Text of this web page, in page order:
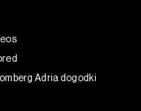
Adria dogodki